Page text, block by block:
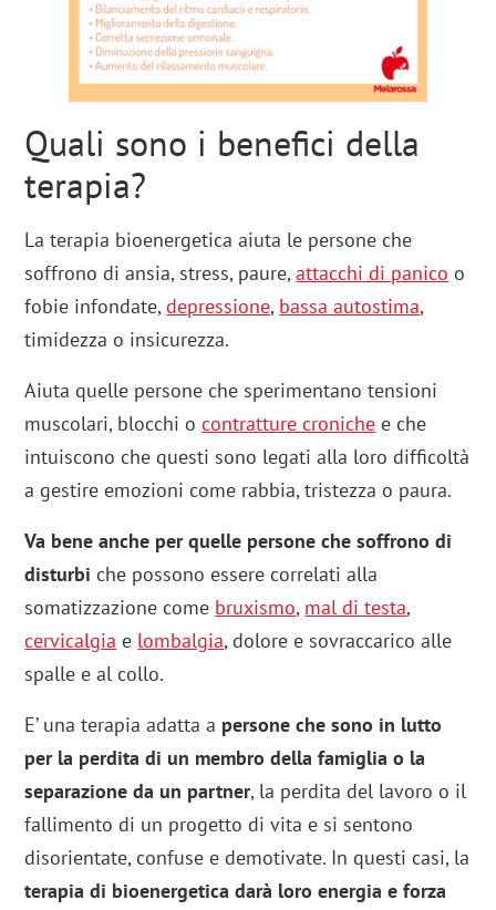
Quali sono i benefici della
terapia?
La terapia bioenergetica aiuta le persone che
soffrono di ansia, stress, paure,attacchi di panico o
fobie infondate,depressione, bassa autostima,
timidezza o insicurezza.
Aiuta quelle persone che sperimentano tensioni
muscolari, blocchi ocontratture croniche e che
intuiscono che questi sono legati alla loro difficoltà
a gestire emozioni come rabbia, tristezza o paura.
Va bene anche per quelle persone che soffrono di
disturbi che possono essere correlati alla
somatizzazione come bruxismo, mal di testa,
cervicalgia e lombalgia, dolore e sovraccarico alle
spalle e al collo.
E’ una terapia adatta a persone che sono in lutto
per la perdita di un membro della famiglia o la
separazione da un partner, la perdita del lavoro o il
fallimento di un progetto di vita e si sentono
disorientate, confuse e demotivate. In questi casi, la
terapia di bioenergetica darà loro energia e forza